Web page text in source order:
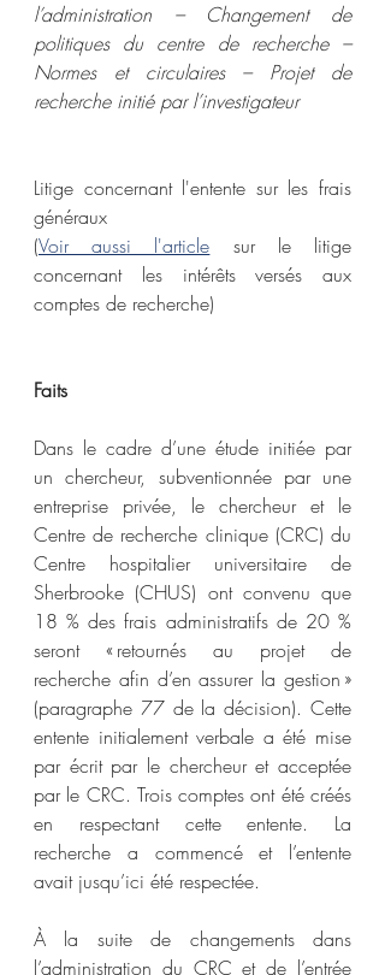
l’administration – Changement de
politiques du centre de recherche –
Normes et circulaires – Projet de
recherche initié par l’investigateur
Litige concernant l'entente sur les frais
généraux
(Voir aussi l'article sur le litige
concernant les intérêts versés aux
comptes de recherche)
Faits
Dans le cadre d’une étude initiée par
un chercheur, subventionnée par une
entreprise privée, le chercheur et le
Centre de recherche clinique (CRC) du
Centre hospitalier universitaire de
Sherbrooke (CHUS) ont convenu que
18 % des frais administratifs de 20 %
seront « retournés au projet de
recherche afin d’en assurer la gestion »
(paragraphe 77 de la décision). Cette
entente initialement verbale a été mise
par écrit par le chercheur et acceptée
par le CRC. Trois comptes ont été créés
en respectant cette entente. La
recherche a commencé et l’entente
avait jusqu’ici été respectée.
À la suite de changements dans
l’administration du CRC et de l’entrée